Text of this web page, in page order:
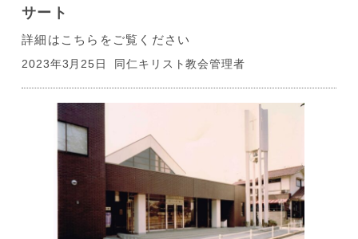
サート
詳細はこちらをご覧ください
2023年3月25日 同仁キリスト教会管理者